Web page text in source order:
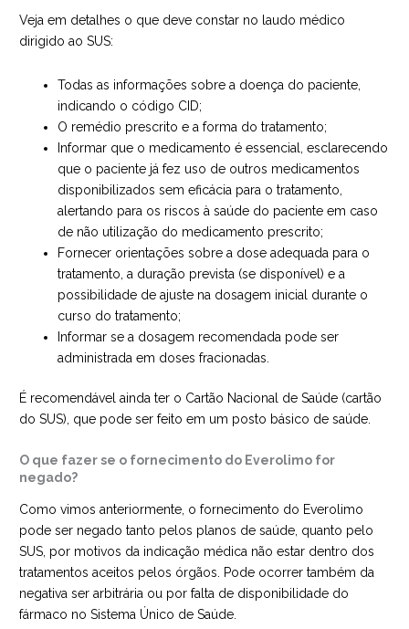
Veja em detalhes o que deve constar no laudo médico
dirigido ao SUS:
Todas as informações sobre a doença do paciente,
indicando o código CID;
O remédio prescrito e a forma do tratamento;
Informar que o medicamento é essencial, esclarecendo
que o paciente já fez uso de outros medicamentos
disponibilizados sem eficácia para o tratamento,
alertando para os riscos à saúde do paciente em caso
de não utilização do medicamento prescrito;
Fornecer orientações sobre a dose adequada para o
tratamento, a duração prevista (se disponível) e a
possibilidade de ajuste na dosagem inicial durante o
curso do tratamento;
Informar se a dosagem recomendada pode ser
administrada em doses fracionadas.
É recomendável ainda ter o Cartão Nacional de Saúde (cartão
do SUS), que pode ser feito em um posto básico de saúde.
O que fazer se o fornecimento do Everolimo for
negado?
Como vimos anteriormente, o fornecimento do Everolimo
pode ser negado tanto pelos planos de saúde, quanto pelo
SUS, por motivos da indicação médica não estar dentro dos
tratamentos aceitos pelos órgãos. Pode ocorrer também da
negativa ser arbitrária ou por falta de disponibilidade do
fármaco no Sistema Único de Saúde.